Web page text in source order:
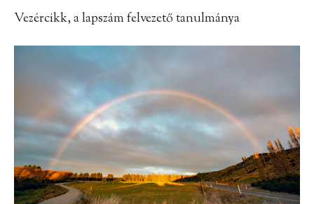
Vezércikk, a lapszám felvezető tanulmánya